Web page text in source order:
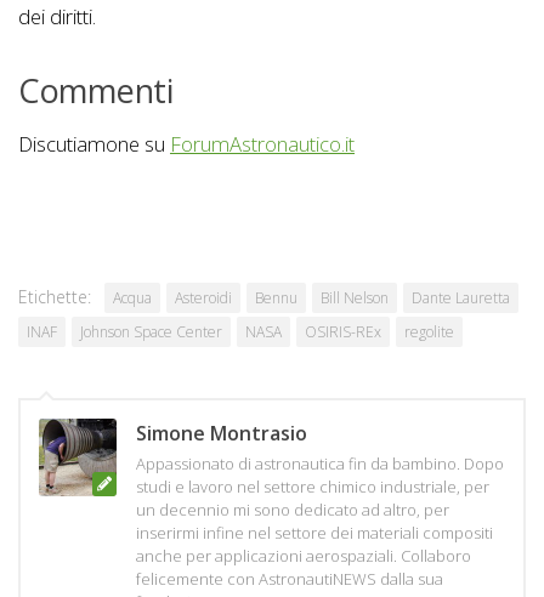
dei diritti.
Commenti
Discutiamone su ForumAstronautico.it
Etichette: Acqua Asteroidi Bennu Bill Nelson
Dante Lauretta
INAF
Johnson Space Center NASA OSIRIS-REx regolite
Simone Montrasio
Appassionato di astronautica fin da bambino. Dopo
studi e lavoro nel settore chimico industriale, per
un decennio mi sono dedicato ad altro, per
inserirmi infine nel settore dei materiali compositi
anche per applicazioni aerospaziali. Collaboro
felicemente con AstronautiNEWS dalla sua